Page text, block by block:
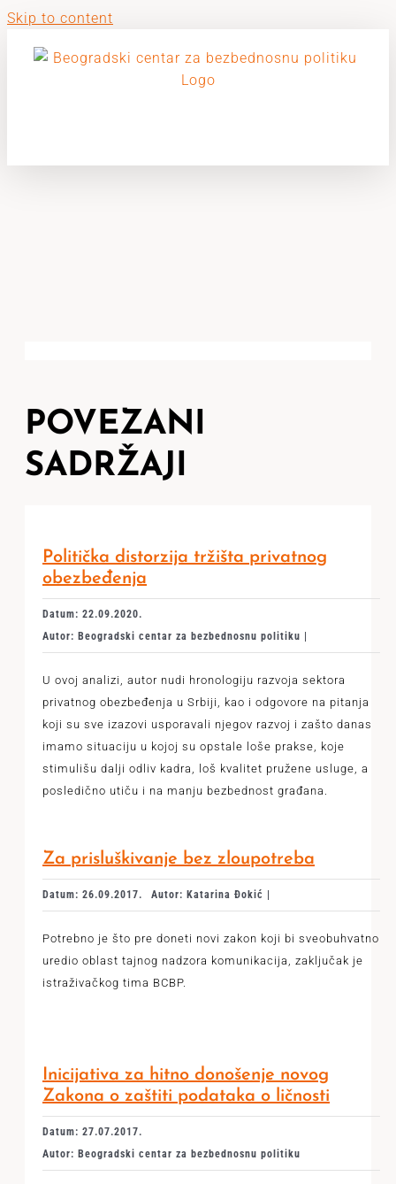
Skip to content
POVEZANI
SADRŽAJI
Politička distorzija tržišta privatnog
obezbeđenja
Datum: 22.09.2020.
Autor: Beogradski centar za bezbednosnu politiku |
U ovoj analizi, autor nudi hronologiju razvoja sektora
privatnog obezbeđenja u Srbiji, kao i odgovore na pitanja
koji su sve izazovi usporavali njegov razvoj i zašto danas
imamo situaciju u kojoj su opstale loše prakse, koje
stimulišu dalji odliv kadra, loš kvalitet pružene usluge, a
posledično utiču i na manju bezbednost građana.
Za prisluškivanje bez zloupotreba
Datum: 26.09.2017. Autor: Katarina Đokić |
Potrebno je što pre doneti novi zakon koji bi sveobuhvatno
uredio oblast tajnog nadzora komunikacija, zaključak je
istraživačkog tima BCBP.
Inicijativa za hitno donošenje novog
Zakona o zaštiti podataka o ličnosti
Datum: 27.07.2017.
Autor: Beogradski centar za bezbednosnu politiku